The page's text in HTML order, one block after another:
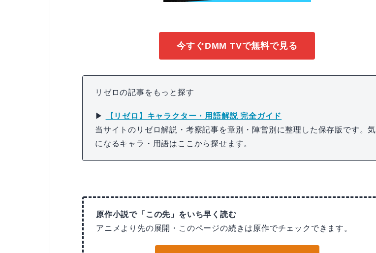
今すぐDMM TVで無料で見る
リゼロの記事をもっと探す
▶
【リゼロ】キャラクター・用語解説 完全ガイド
当サイトのリゼロ解説・考察記事を章別・陣営別に整理した保存版です。気
になるキャラ・用語はここから探せます。
原作小説で「この先」をいち早く読む
アニメより先の展開・このページの続きは原作でチェックできます。